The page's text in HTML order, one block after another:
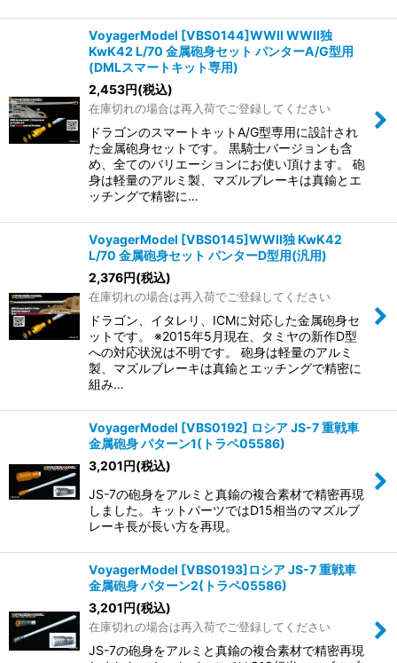
VoyagerModel [VBS0144]WWII WWII独
KwK42 L/70 金属砲身セット パンターA/G型用
(DMLスマートキット専用)
2,453円(税込)
在庫切れの場合は再入荷でご登録してください
ドラゴンのスマートキットA/G型専用に設計され
た金属砲身セットです。 黒騎士バージョンも含
め、全てのバリエーションにお使い頂けます。 砲
身は軽量のアルミ製、マズルブレーキは真鍮とエ
ッチングで精密に…
VoyagerModel [VBS0145]WWII独 KwK42
L/70 金属砲身セット パンターD型用(汎用)
2,376円(税込)
在庫切れの場合は再入荷でご登録してください
ドラゴン、イタレリ、ICMに対応した金属砲身セ
ットです。 ※2015年5月現在、タミヤの新作D型
への対応状況は不明です。 砲身は軽量のアルミ
製、マズルブレーキは真鍮とエッチングで精密に
組み…
VoyagerModel [VBS0192] ロシア JS-7 重戦車
金属砲身 パターン1(トラペ05586)
3,201円(税込)
JS-7の砲身をアルミと真鍮の複合素材で精密再現
しました。キットパーツではD15相当のマズルブ
レーキ長が長い方を再現。
VoyagerModel [VBS0193]ロシア JS-7 重戦車
金属砲身 パターン2(トラペ05586)
3,201円(税込)
在庫切れの場合は再入荷でご登録してください
JS-7の砲身をアルミと真鍮の複合素材で精密再現